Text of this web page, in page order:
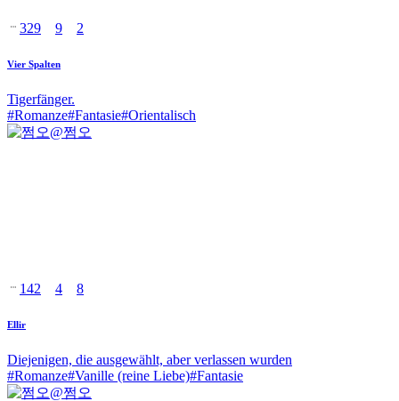
329 9 2
Vier Spalten
Tigerfänger.
#Romanze#Fantasie#Orientalisch
@쩜오
142 4 8
Ellir
Diejenigen, die ausgewählt, aber verlassen wurden
#Romanze#Vanille (reine Liebe)#Fantasie
@쩜오